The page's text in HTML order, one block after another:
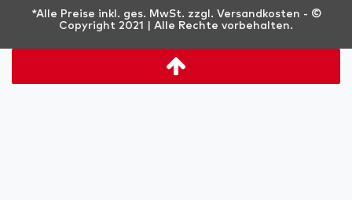
*Alle Preise inkl. ges. MwSt. zzgl. Versandkosten - ©
Copyright 2021 | Alle Rechte vorbehalten.